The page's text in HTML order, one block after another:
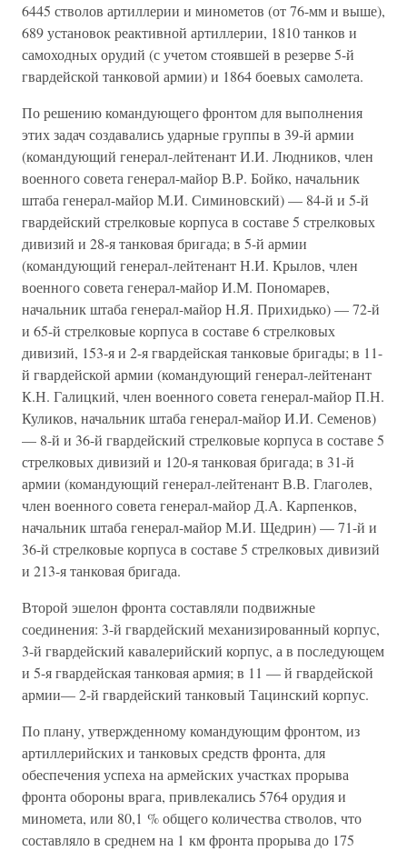
6445 стволов артиллерии и минометов (от 76-мм и выше),
689 установок реактивной артиллерии, 1810 танков и
самоходных орудий (с учетом стоявшей в резерве 5-й
гвардейской танковой армии) и 1864 боевых самолета.
По решению командующего фронтом для выполнения
этих задач создавались ударные группы в 39-й армии
(командующий генерал-лейтенант И.И. Людников, член
военного совета генерал-майор В.Р. Бойко, начальник
штаба генерал-майор М.И. Симиновский) — 84-й и 5-й
гвардейский стрелковые корпуса в составе 5 стрелковых
дивизий и 28-я танковая бригада; в 5-й армии
(командующий генерал-лейтенант Н.И. Крылов, член
военного совета генерал-майор И.М. Пономарев,
начальник штаба генерал-майор Н.Я. Прихидько) — 72-й
и 65-й стрелковые корпуса в составе 6 стрелковых
дивизий, 153-я и 2-я гвардейская танковые бригады; в 11-
й гвардейской армии (командующий генерал-лейтенант
К.Н. Галицкий, член военного совета генерал-майор П.Н.
Куликов, начальник штаба генерал-майор И.И. Семенов)
— 8-й и 36-й гвардейский стрелковые корпуса в составе 5
стрелковых дивизий и 120-я танковая бригада; в 31-й
армии (командующий генерал-лейтенант В.В. Глаголев,
член военного совета генерал-майор Д.А. Карпенков,
начальник штаба генерал-майор М.И. Щедрин) — 71-й и
36-й стрелковые корпуса в составе 5 стрелковых дивизий
и 213-я танковая бригада.
Второй эшелон фронта составляли подвижные
соединения: 3-й гвардейский механизированный корпус,
3-й гвардейский кавалерийский корпус, а в последующем
и 5-я гвардейская танковая армия; в 11 — й гвардейской
армии— 2-й гвардейский танковый Тацинский корпус.
По плану, утвержденному командующим фронтом, из
артиллерийских и танковых средств фронта, для
обеспечения успеха на армейских участках прорыва
фронта обороны врага, привлекались 5764 орудия и
миномета, или 80,1 % общего количества стволов, что
составляло в среднем на 1 км фронта прорыва до 175